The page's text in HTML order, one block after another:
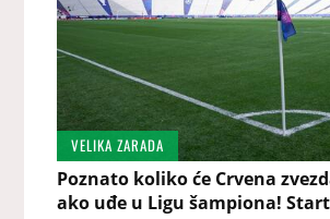
VELIKA ZARADA
Poznato koliko će Crvena
ako uđe u Ligu šampiona!